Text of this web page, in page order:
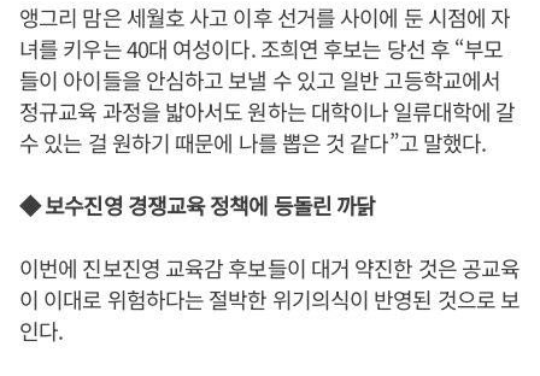
앵그리 맘은 세월호 사고 이후 선거를 사이에 둔 시점에 자
녀를 키우는 40대 여성이다. 조희연 후보는 당선 후 “부모
들이 아이들을 안심하고 보낼 수 있고 일반 고등학교에서
정규교육 과정을 밟아서도 원하는 대학이나 일류대학에 갈
수 있는 걸 원하기 때문에 나를 뽑은 것 같다”고 말했다.
◆ 보수진영 경쟁교육 정책에 등돌린 까닭
이번에 진보진영 교육감 후보들이 대거 약진한 것은 공교육
이 이대로 위험하다는 절박한 위기의식이 반영된 것으로 보
인다.